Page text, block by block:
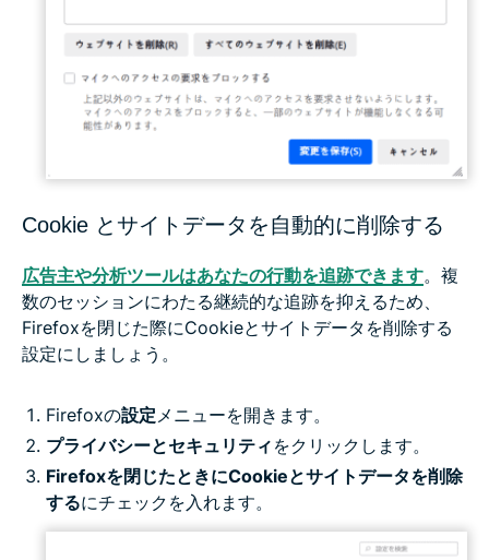
Cookie とサイトデータを自動的に削除する
広告主や分析ツールはあなたの行動を追跡できます。複
数のセッションにわたる継続的な追跡を抑えるため、
Firefoxを閉じた際にCookieとサイトデータを削除する
設定にしましょう。
Firefoxの設定 メニューを開きます。
プライバシーとセキュリティ をクリックします。
Firefoxを閉じたときにCookieとサイトデータを削除
するにチェックを入れます。